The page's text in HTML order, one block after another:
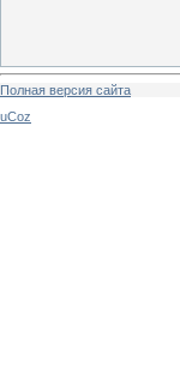
Полная версия сайта
uCoz